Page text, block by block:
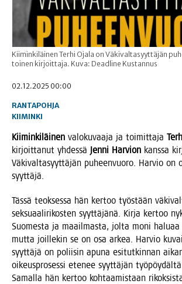
Kiiminkiläinen Terhi Ojala on Väkivaltasyyttäjän
toinen kirjoittaja. Kuva: Deadline Kustannus
02.12.2025 00:00
RANTAPOHJA
KIIMINKI
Kii­min­ki­läi­nen valo­ku­vaa­ja ja toi­mit­ta­ja
kir­joit­ta­nut yhdes­sä Jen­ni Har­vion kans­sa
Väki­val­ta­syyt­tä­jän puheen­vuo­ro. Har­vio on
syyttäjä.
Täs­sä teok­ses­sa hän ker­too työs­tään
sek­su­aa­li­ri­kos­ten syyt­tä­jä­nä. Kir­ja ker­too
Suo­mes­ta ja maa­il­mas­ta, jol­ta moni halu­aa
mut­ta joil­le­kin se on osa arkea. Har­vio
syyt­tä­jä on polii­sin apu­na esi­tut­kin­nan
oikeus­pro­ses­si ete­nee syyt­tä­jän
Samal­la hän ker­too koh­taa­mis­taan